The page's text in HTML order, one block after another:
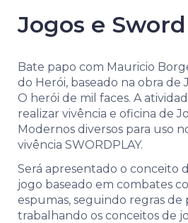
Jogos e
Bate papo com Mauricio
do Herói, baseado na obra de
O herói de mil faces. A
realizar vivência e oficina de
Modernos diversos para uso
vivência SWORDPLAY.
Será apresentado o conceito
jogo baseado em combates
espumas, seguindo regras de
trabalhando os conceitos de